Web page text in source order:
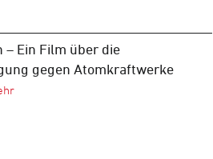
– Ein Film über die
gegen Atomkraftwerke